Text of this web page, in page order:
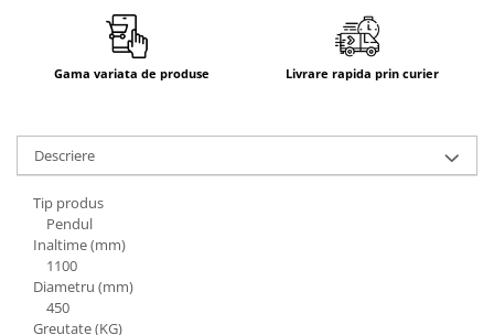
Întrerupătoare Mecanice
Prize Schuko - TV / Date / Media
Prize + Intrerupatoare
Prize si Intrerupatoare
Gama Palmyie Viko
Aparataj Clasic
Gama Legrand Niloe
Panasonic Arkedia Slim
Gama variata de produse Livrare rapida prin curier
Descriere
Tip produs
Pendul
Inaltime (mm)
1100
Diametru (mm)
450
Greutate (KG)